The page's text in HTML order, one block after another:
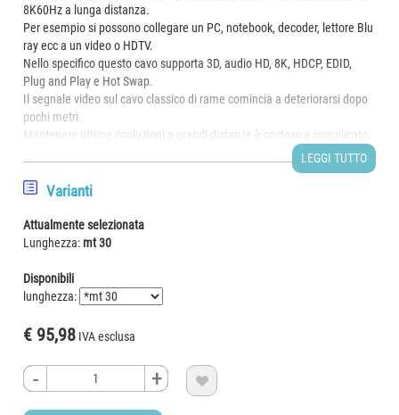
8K60Hz a lunga distanza.
Per esempio si possono collegare un PC, notebook, decoder, lettore Blu
ray ecc a un video o HDTV.
Nello specifico questo cavo supporta 3D, audio HD, 8K, HDCP, EDID,
Plug and Play e Hot Swap.
Il segnale video sul cavo classico di rame comincia a deteriorarsi dopo
pochi metri.
Mantenere ottime risoluzioni a grandi distanze è costoso e complicato,
si possono usare cavi amplificati, che solitamente non oltrepassano i
50 metri e necessitano di regolazioni, oppure si possono usare
estensori tramite cavo di rete, che necessitano di alimentazione e cavi
L’alternativa ora sono questi cavi AOC (Active Optical Cable), coi quali si
possono raggiungere grandi distanze mantenendo altissime risoluzioni
E' sufficiente collegare i due connettori alla HDTV e al dispositivo
sorgente ed il collegamento è pronto.
videogame, scuole, dimostrazioni, fiere.
CARATTERISTICHE E VANTAGGI
Non c’è perdita di segnale e l’immagine viene trasmessa con grande
LEGGI TUTTO
Varianti
Attualmente selezionata
Lunghezza: mt 30
Disponibili
lunghezza:
€ 95,98 IVA esclusa
- +
- + 